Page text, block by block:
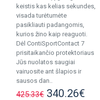
keistis kas kelias sekundes,
visada turėtumėte
pasikliauti padangomis,
kurios žino kaip reaguoti.
Dėl ContiSportContact 7
prisitaikančio protektoriaus
Jūs nuolatos saugiai
vairuosite ant šlapios ir
sausos dan..
425.33€ 340.26€